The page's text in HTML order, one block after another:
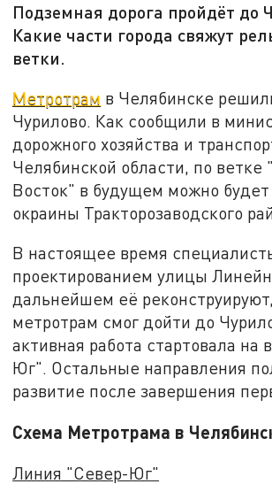
Подземная дорога пройдёт до
Какие части города свяжут
ветки.
Метротрам в Челябинске
Чурилово. Как сообщили в
дорожного хозяйства и
Челябинской области, по
Восток" в будущем можно будет
окраины Тракторозаводского
В настоящее время
проектированием улицы
дальнейшем её
метротрам смог дойти до
активная работа стартовала на
Юг". Остальные направления
развитие после завершения
Схема Метротрама в
Линия "Север-Юг"